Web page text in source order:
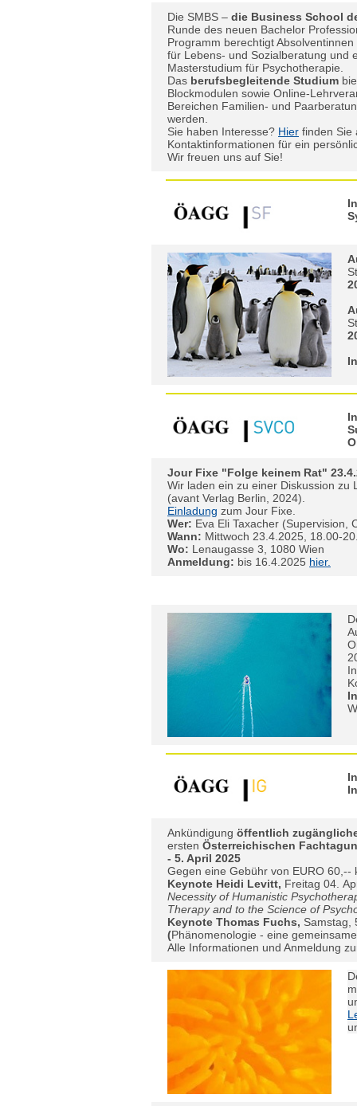
Die SMBS – die Business School
Runde des neuen Bachelor
Programm berechtigt
für Lebens- und Sozialberatung und
Masterstudium für Psychotherapie.
Das berufsbegleitende Studium
Blockmodulen sowie Online-
Bereichen Familien- und
werden.
Sie haben Interesse? Hier finden Sie
Kontaktinformationen für ein
Wir freuen uns auf Sie!
Jour Fixe "Folge keinem Rat"
Wir laden ein zu einer Diskussion
(avant Verlag Berlin, 2024).
Einladung zum Jour Fixe.
Wer: Eva Eli Taxacher (Supervision,
Wann: Mittwoch 23.4.2025, 18.00-
Wo: Lenaugasse 3, 1080 Wien
Anmeldung: bis 16.4.2025 hier.
Ankündigung öffentlich
ersten Österreichischen
- 5. April 2025
Gegen eine Gebühr von EURO
Keynote Heidi Levitt, Freitag 04.
Necessity of Humanistic
Therapy and to the Science of
Keynote Thomas Fuchs, Samstag,
(Phänomenologie - eine
Alle Informationen und Anmeldung